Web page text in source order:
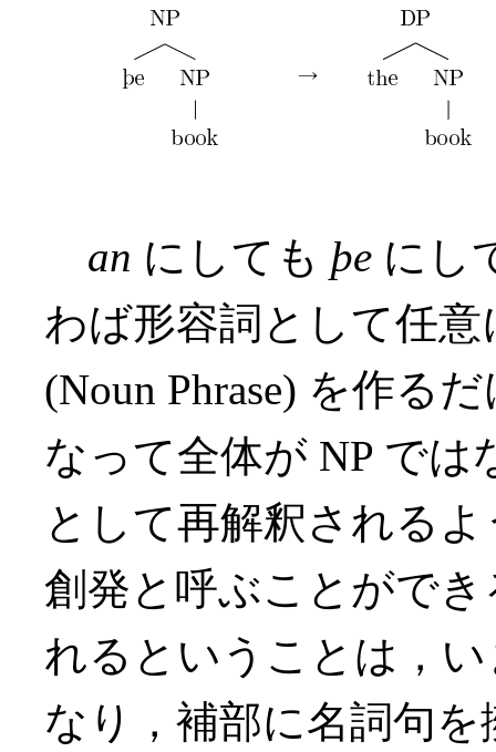
an にしても þe にし
わば形容詞として任
(Noun Phrase) を作る
なって全体が NP では
として再解釈される
創発と呼ぶことがで
れるということは，
なり，補部に名詞句